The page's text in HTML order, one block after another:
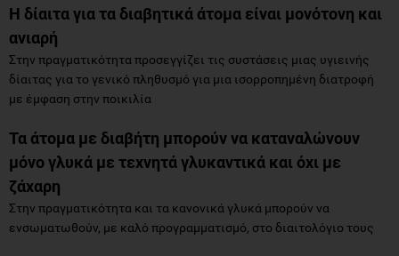
Η δίαιτα για τα διαβητικά άτομα είναι μονότονη και
ανιαρή
Στην πραγματικότητα προσεγγίζει τις συστάσεις μιας υγιεινής
δίαιτας για το γενικό πληθυσμό για μια ισορροπημένη διατροφή
με έμφαση στην ποικιλία
Τα άτομα με διαβήτη μπορούν να καταναλώνουν
μόνο γλυκά με τεχνητά γλυκαντικά και όχι με
ζάχαρη
Στην πραγματικότητα και τα κανονικά γλυκά μπορούν να
ενσωματωθούν, με καλό προγραμματισμό, στο διαιτολόγιο τους